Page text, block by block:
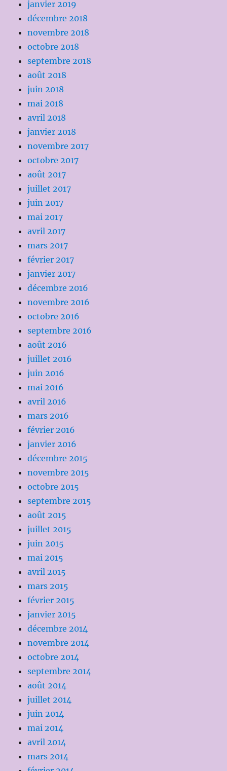
janvier 2019
décembre 2018
novembre 2018
octobre 2018
septembre 2018
août 2018
juin 2018
mai 2018
avril 2018
janvier 2018
novembre 2017
octobre 2017
août 2017
juillet 2017
juin 2017
mai 2017
avril 2017
mars 2017
février 2017
janvier 2017
décembre 2016
novembre 2016
octobre 2016
septembre 2016
août 2016
juillet 2016
juin 2016
mai 2016
avril 2016
mars 2016
février 2016
janvier 2016
décembre 2015
novembre 2015
octobre 2015
septembre 2015
août 2015
juillet 2015
juin 2015
mai 2015
avril 2015
mars 2015
février 2015
janvier 2015
décembre 2014
novembre 2014
octobre 2014
septembre 2014
août 2014
juillet 2014
juin 2014
mai 2014
avril 2014
mars 2014